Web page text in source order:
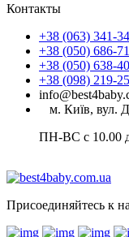
Контакты
+38 (063) 341-
+38 (050) 686-
+38 (050) 638-
+38 (098) 219-
м. Київ, вул.
ПН-ВС с 10.00
Присоединяйтесь к